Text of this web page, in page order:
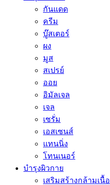
กันแดด
ครีม
บู๊สเตอร์
ผง
มูส
สเปรย์
ออย
อิมัลเจล
เจล
เซรั่ม
เอสเซนส์
แทนนิ่ง
โทนเนอร์
บำรุงผิวกาย
เสริมสร้างกล้ามเนื้อ